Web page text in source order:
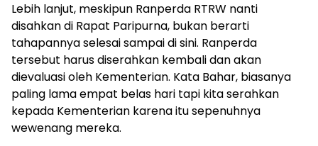
Lebih lanjut, meskipun Ranperda RTRW nanti
disahkan di Rapat Paripurna, bukan berarti
tahapannya selesai sampai di sini. Ranperda
tersebut harus diserahkan kembali dan akan
dievaluasi oleh Kementerian. Kata Bahar, biasanya
paling lama empat belas hari tapi kita serahkan
kepada Kementerian karena itu sepenuhnya
wewenang mereka.